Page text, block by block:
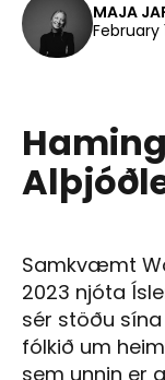
MAJA
February
Samkvæmt
2023 njóta
sér stöðu
fólkið um
sem unnin er